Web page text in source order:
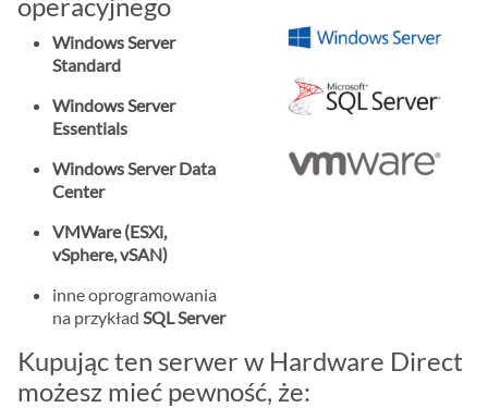
Windows Server
Standard
Windows Server
Essentials
Windows Server Data
Center
VMWare (ESXi,
vSphere, vSAN)
inne oprogramowania
na przykład SQL Server
Kupując ten serwer w Hardware Direct
możesz mieć pewność, że: